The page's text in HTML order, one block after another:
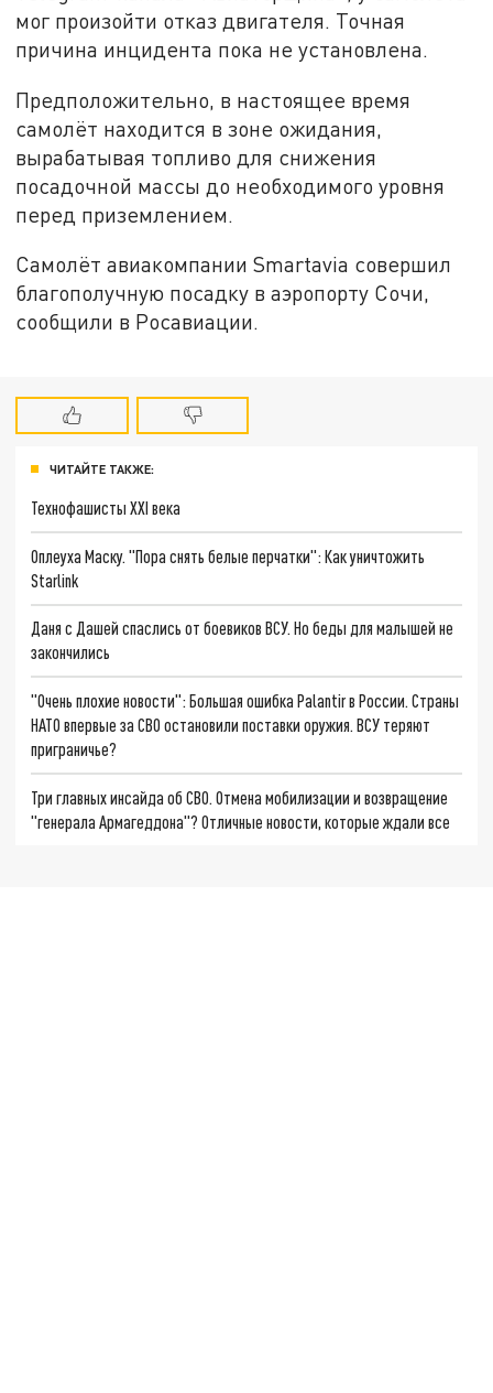
мог произойти отказ двигателя. Точная
причина инцидента пока не установлена.
Предположительно, в настоящее время
самолёт находится в зоне ожидания,
вырабатывая топливо для снижения
посадочной массы до необходимого уровня
перед приземлением.
Самолёт авиакомпании Smartavia совершил
благополучную посадку в аэропорту Сочи,
сообщили в Росавиации.
ЧИТАЙТЕ ТАКЖЕ:
Технофашисты XXI века
Оплеуха Маску. "Пора снять белые перчатки": Как уничтожить
Starlink
Даня с Дашей спаслись от боевиков ВСУ. Но беды для малышей не
закончились
"Очень плохие новости": Большая ошибка Palantir в России. Страны
НАТО впервые за СВО остановили поставки оружия. ВСУ теряют
приграничье?
Три главных инсайда об СВО. Отмена мобилизации и возвращение
"генерала Армагеддона"? Отличные новости, которые ждали все